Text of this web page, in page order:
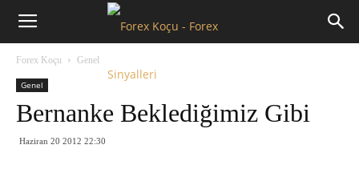
Forex
Forex Koçu Genel
Genel
Bernanke Beklediğimiz Gibi
Haziran 20 2012 22:30